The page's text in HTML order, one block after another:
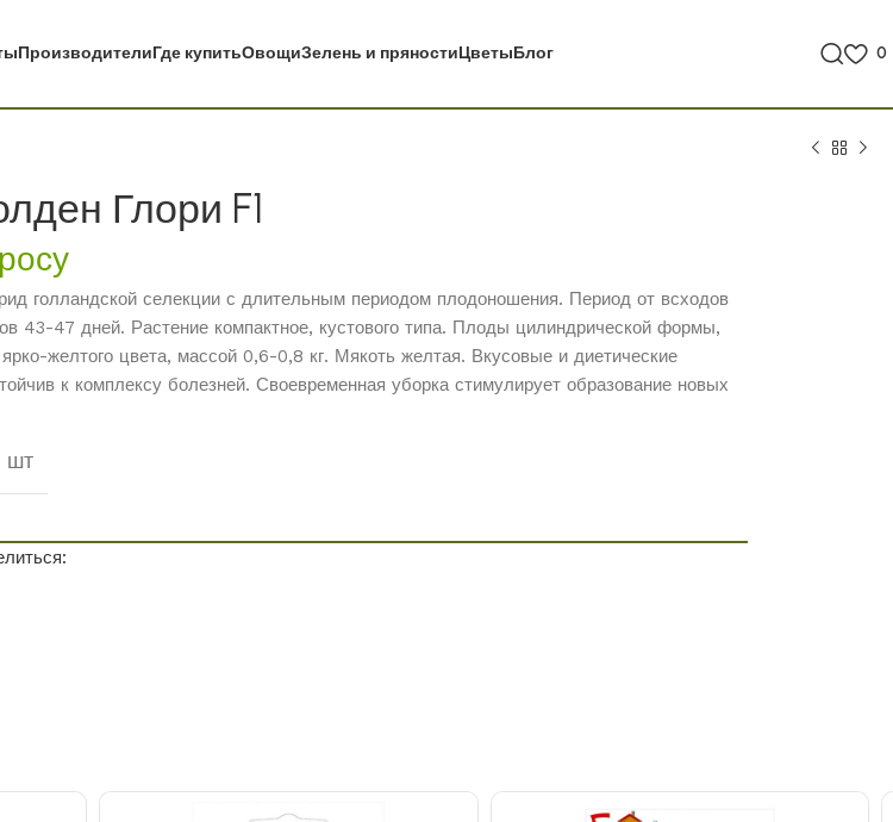
ПроизводителиГде купитьОвощиЗелень и пряностиЦветыБлог 0
Глори F1
голландской селекции с длительным периодом плодоношения. Период от всходов
43-47 дней. Растение компактное, кустового типа. Плоды цилиндрической формы,
ярко-желтого цвета, массой 0,6-0,8 кг. Мякоть желтая. Вкусовые и диетические
к комплексу болезней. Своевременная уборка стимулирует образование новых
шт